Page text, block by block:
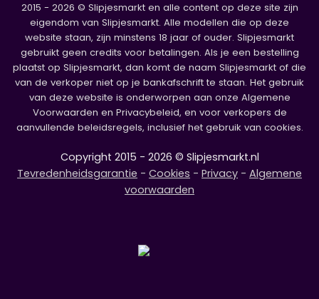
2015 - 2026 © Slipjesmarkt en alle content op deze site zijn
eigendom van Slipjesmarkt. Alle modellen die op deze
website staan, zijn minstens 18 jaar of ouder. Slipjesmarkt
gebruikt geen credits voor betalingen. Als je een bestelling
plaatst op Slipjesmarkt, dan komt de naam Slipjesmarkt of die
van de verkoper niet op je bankafschrift te staan. Het gebruik
van deze website is onderworpen aan onze Algemene
Voorwaarden en Privacybeleid, en voor verkopers de
aanvullende beleidsregels, inclusief het gebruik van cookies.
Copyright 2015 - 2026 © Slipjesmarkt.nl
Tevredenheidsgarantie - Cookies - Privacy - Algemene
voorwaarden